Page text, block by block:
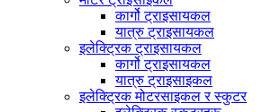
कार्गो ट्राइसायकल
यात्रु ट्राइसायकल
इलेक्ट्रिक ट्राइसायकल
कार्गो ट्राइसायकल
यात्रु ट्राइसाइकल
इलेक्ट्रिक मोटरसाइकल र स्कुटर